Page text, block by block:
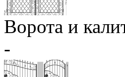
Ворота и
-